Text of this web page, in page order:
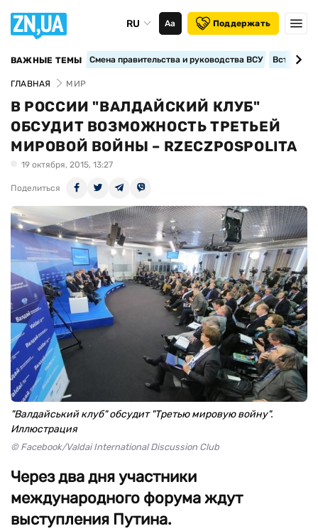
RU Аа Поддержать
ВАЖНЫЕ ТЕМЫ Смена правительства и руководства ВСУ
ГЛАВНАЯ МИР
В РОССИИ "ВАЛДАЙСКИЙ КЛУБ"
ОБСУДИТ ВОЗМОЖНОСТЬ ТРЕТЬЕЙ
МИРОВОЙ ВОЙНЫ – RZECZPOSPOLITA
19 октября, 2015, 13:27
Поделиться
"Валдайський клуб" обсудит "Третью мировую войну".
Иллюстрация
© Facebook/Valdai International Discussion Club
Через два дня участники
международного форума ждут
выступления Путина.